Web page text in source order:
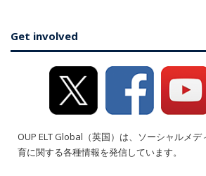
Get involved
OUP ELT Global（英国）は、ソーシャルメ
育に関する各種情報を発信しています。